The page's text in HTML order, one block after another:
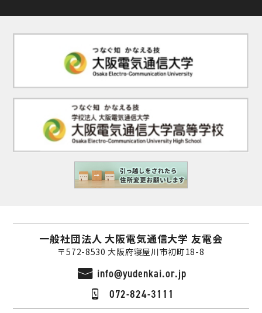
一般社団法人 大阪電気通信大学 友電会
〒572-8530 大阪府寝屋川市初町18-8
info@yudenkai.or.jp
072-824-3111